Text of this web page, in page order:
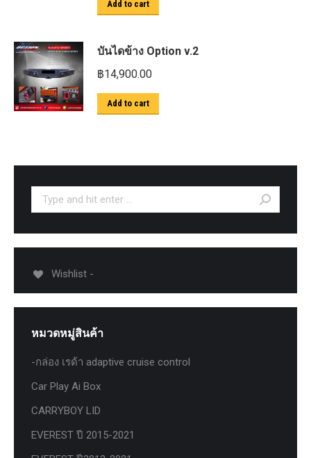
Add to cart
บันไดข้าง Option v.2
฿14,900.00
Add to cart
Search:
Wishlist -
หมวดหมู่สินค้า
-กล่อง เรด้า adaptive cruise control
Car Play Ai Box
CARRYBOY LID
EVEREST ปี 2015-2021